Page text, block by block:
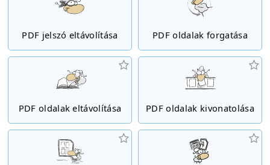
PDF jelszó eltávolítása PDF oldalak forgatása
PDF oldalak eltávolítása PDF oldalak kivonatolása